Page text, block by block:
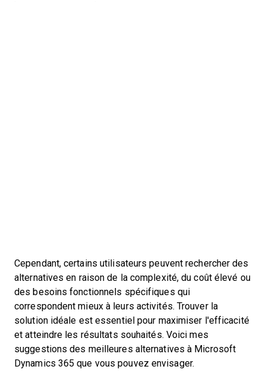
Cependant, certains utilisateurs peuvent rechercher des
alternatives en raison de la complexité, du coût élevé ou
des besoins fonctionnels spécifiques qui
correspondent mieux à leurs activités. Trouver la
solution idéale est essentiel pour maximiser l'efficacité
et atteindre les résultats souhaités. Voici mes
suggestions des meilleures alternatives à Microsoft
Dynamics 365 que vous pouvez envisager.